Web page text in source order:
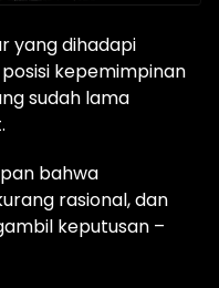
yang dihadapi
kepemimpinan
sudah lama
bahwa
rasional, dan
keputusan –